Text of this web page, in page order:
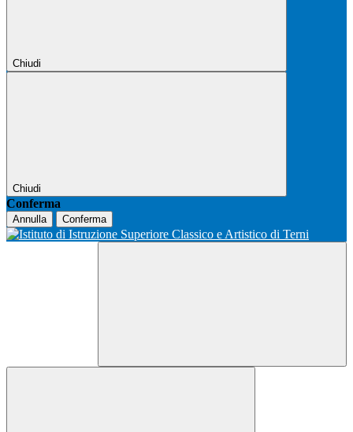
Chiudi
Chiudi
Conferma
Annulla Conferma